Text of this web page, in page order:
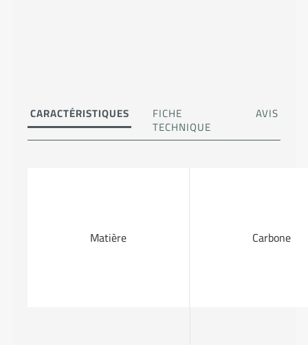
CARACTÉRISTIQUES FICHE
TECHNIQUE
AVIS
Matière Carbone